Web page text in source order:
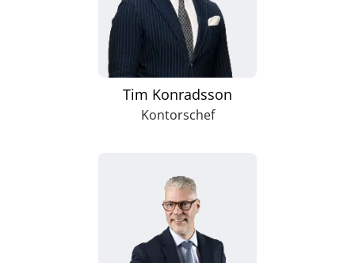
Tim Konradsson
Kontorschef